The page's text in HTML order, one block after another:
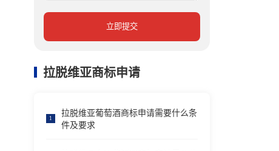
立即提交
拉脱维亚商标申请
1
拉脱维亚葡萄酒商标申请需要什么条
件及要求